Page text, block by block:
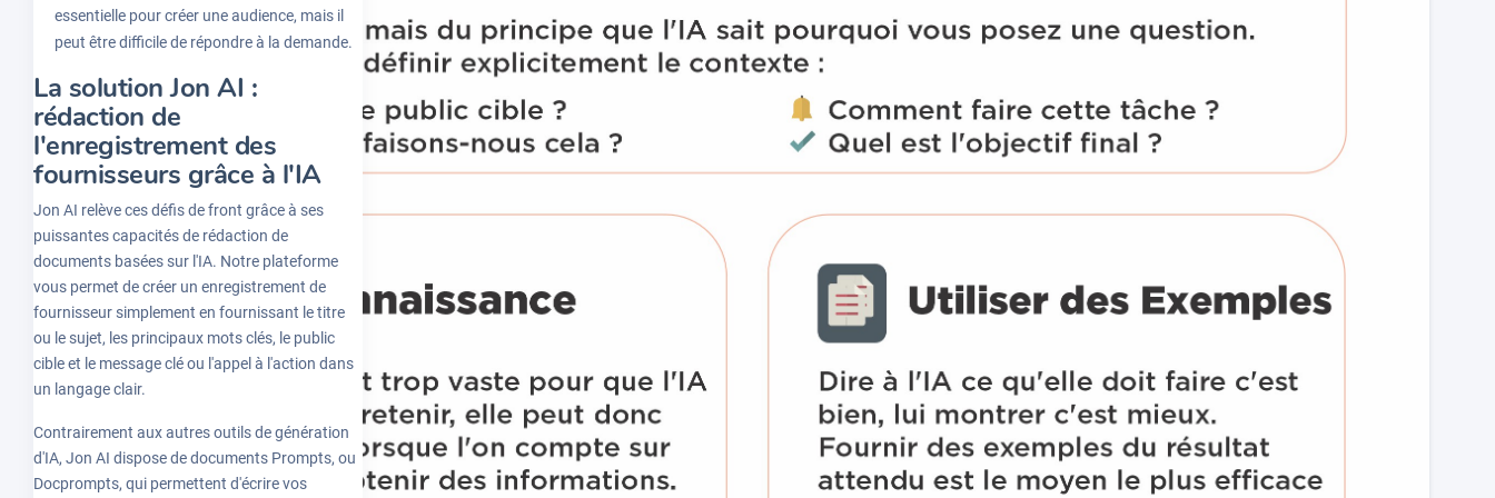
essentielle pour créer une audience, mais il
peut être difficile de répondre à la demande.
La solution Jon AI :
rédaction de
l'enregistrement des
fournisseurs grâce à l'IA
Jon AI relève ces défis de front grâce à ses
puissantes capacités de rédaction de
documents basées sur l'IA. Notre plateforme
vous permet de créer un enregistrement de
fournisseur simplement en fournissant le titre
ou le sujet, les principaux mots clés, le public
cible et le message clé ou l'appel à l'action dans
un langage clair.
Contrairement aux autres outils de génération
d'IA, Jon AI dispose de documents Prompts, ou
Docprompts, qui permettent d'écrire vos